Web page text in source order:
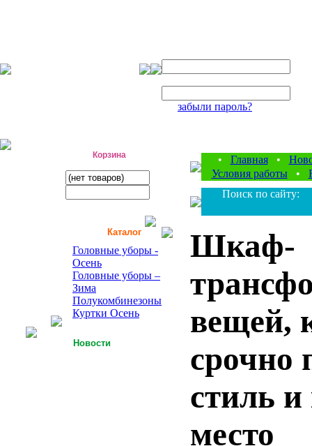
забыли пароль?
Корзина
Каталог
Головные уборы -
Осень
Головные уборы –
Зима
Полукомбинезоны
Куртки Осень
Новости
• Главная•
Условия работы•
Поиск по сайту:
Шкаф-
вещей,
срочно
стиль и
место